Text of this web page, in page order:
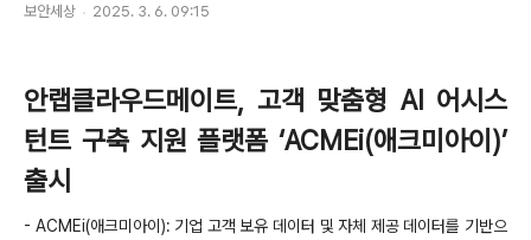
보안세상 2025. 3. 6. 09:15
안랩클라우드메이트, 고객 맞춤형 AI 어시스
턴트 구축 지원 플랫폼 ‘ACMEi(애크미아이 )’
출시
- ACMEi(애크미아이 ): 기업 고객 보유 데이터 및 자체 제공 데이터를 기반으